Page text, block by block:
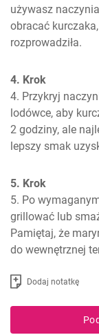
używasz
obracać
rozprowadziła.
4. Krok
4. Przykryj
lodówce, aby
2 godziny, ale
lepszy smak
5. Krok
5. Po
grillować lub
Pamiętaj, że
do wewnętrznej
Dodaj notatkę